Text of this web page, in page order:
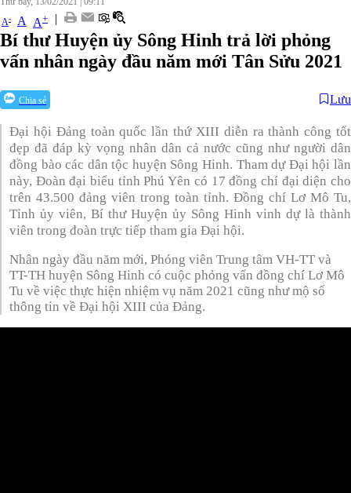
A- A A+ |
Bí thư Huyện ủy Sông Hinh trả lời phỏng
vấn nhân ngày đầu năm mới Tân Sửu 2021
Chia sẻ Lưu
Đại hội Đảng toàn quốc lần thứ XIII diễn ra thành công tốt
đẹp đã đáp kỳ vọng nhân dân cả nước cũng như người dân
đồng bào các dân tộc huyện Sông Hinh. Tham dự Đại hội lần
này, Đoàn đại biểu tỉnh Phú Yên có 17 đồng chí đại diện cho
trên 43.500 đảng viên trong toàn tỉnh. Đồng chí Lơ Mô Tu,
Tỉnh ủy viên, Bí thư Huyện ủy Sông Hinh vinh dự là thành
viên trong đoàn trực tiếp tham gia Đại hội.
Nhân ngày đầu năm mới, Phóng viên Trung tâm VH-TT và
TT-TH huyện Sông Hinh có cuộc phỏng vấn đồng chí Lơ Mô
Tu về việc thực hiện nhiệm vụ năm 2021 cũng như mộ số
thông tin về Đại hội XIII của Đảng.